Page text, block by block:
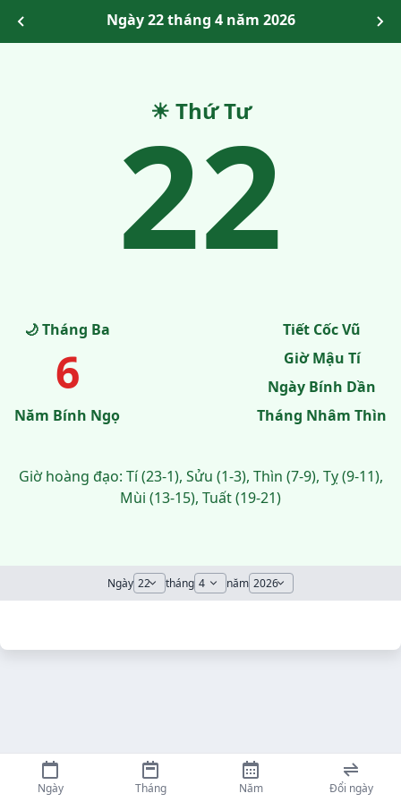
Ngày 22 tháng 4 năm 2026
☀ Thứ Tư
22
🌙 Tháng Ba
6
Năm Bính Ngọ
Tiết Cốc Vũ
Giờ Mậu Tí
Ngày Bính Dần
Tháng Nhâm Thìn
Giờ hoàng đạo: Tí (23-1), Sửu (1-3), Thìn (7-9), Tỵ (9-11),
Mùi (13-15), Tuất (19-21)
Ngày tháng năm
Ngày Tháng Năm Đổi ngày